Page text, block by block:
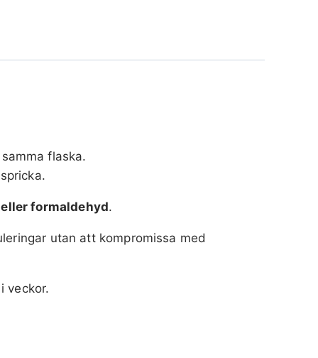
flaska.
eller formaldehyd.
utan att kompromissa med
veckor.